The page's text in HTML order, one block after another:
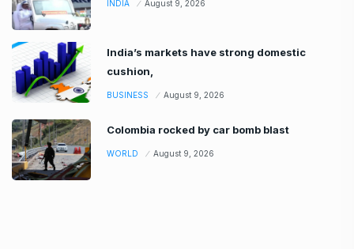
INDIA August 9, 2026
India’s markets have strong domestic
cushion,
BUSINESS August 9, 2026
Colombia rocked by car bomb blast
WORLD August 9, 2026